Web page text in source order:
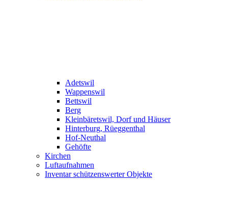
Adetswil
Wappenswil
Bettswil
Berg
Kleinbäretswil, Dorf und Häuser
Hinterburg, Rüeggenthal
Hof-Neuthal
Gehöfte
Kirchen
Luftaufnahmen
Inventar schützenswerter Objekte